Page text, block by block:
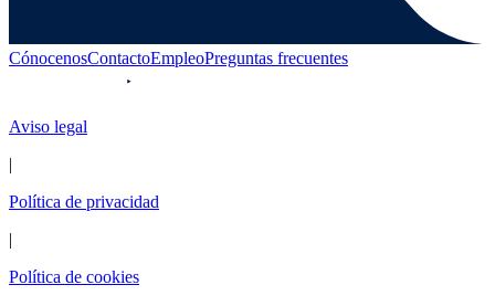
CónocenosContactoEmpleoPreguntas frecuentes
Aviso legal
|
Política de privacidad
|
Política de cookies